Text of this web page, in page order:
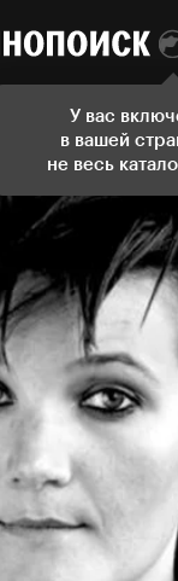
У вас
в вашей
не весь